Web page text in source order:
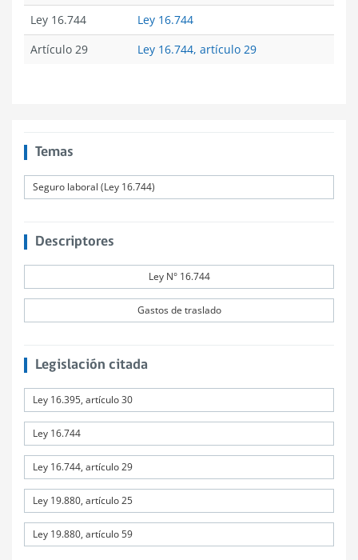
Ley 16.744
Ley 16.744
Artículo 29
Ley 16.744, artículo 29
Temas
Seguro laboral (Ley 16.744)
Descriptores
Ley N° 16.744
Gastos de traslado
Legislación citada
Ley 16.395, artículo 30
Ley 16.744
Ley 16.744, artículo 29
Ley 19.880, artículo 25
Ley 19.880, artículo 59